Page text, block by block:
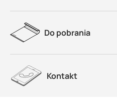
Do pobrania
Kontakt